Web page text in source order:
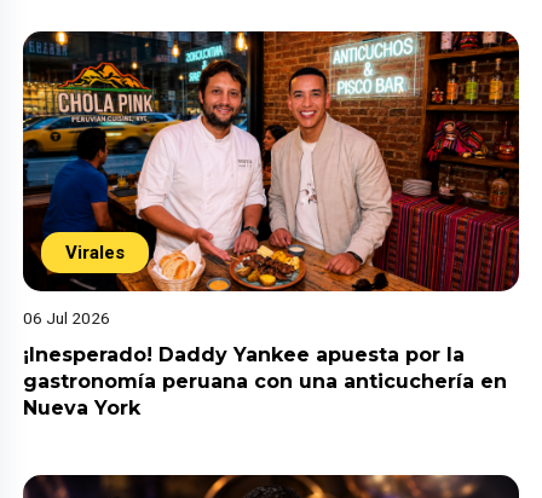
Virales
06 Jul 2026
¡Inesperado! Daddy Yankee apuesta por la
gastronomía peruana con una anticuchería en
Nueva York